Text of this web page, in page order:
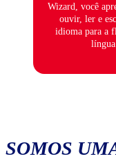
Wizard, você
ouvir, ler e
idioma para a
língua.
SOMOS